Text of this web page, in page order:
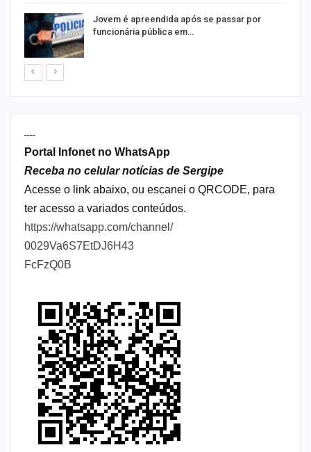
Jovem é apreendida após se passar por
funcionária pública em…
----
Portal Infonet no WhatsApp
Receba no celular notícias de Sergipe
Acesse o link abaixo, ou escanei o QRCODE, para
ter acesso a variados conteúdos.
https://whatsapp.com/channel/
0029Va6S7EtDJ6H43
FcFzQ0B